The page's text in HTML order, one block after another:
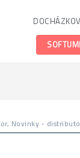
, Novinky -